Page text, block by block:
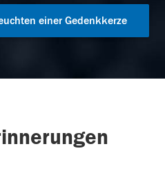
einer Gedenkkerze